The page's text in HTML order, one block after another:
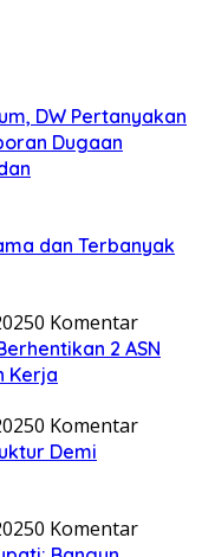
DW Pertanyakan
Dugaan
dan Terbanyak
0 Komentar
2 ASN
Kerja
0 Komentar
Demi
0 Komentar